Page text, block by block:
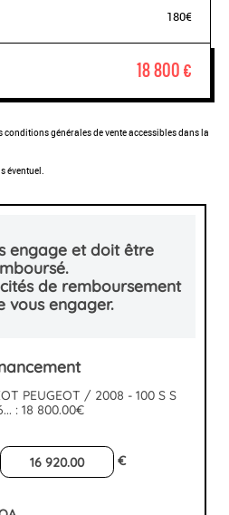
180€
18 800 €
générales de vente accessibles dans la
éventuel.